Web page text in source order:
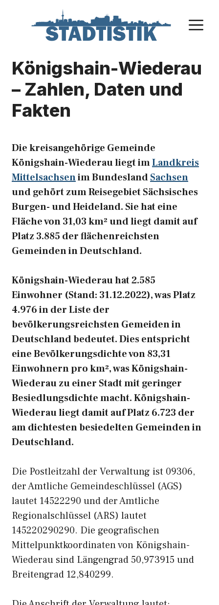
Königshain-Wiederau
– Zahlen, Daten und
Fakten
Die kreisangehörige Gemeinde
Königshain-Wiederau liegt imLandkreis
Mittelsachsenim BundeslandSachsen
und gehört zum Reisegebiet Sächsisches
Burgen- und Heideland. Sie hat eine
Fläche von 31,03 km² und liegt damit auf
Platz 3.885 der flächenreichsten
Gemeinden in Deutschland.
Königshain-Wiederau hat 2.585
Einwohner (Stand: 31.12.2022), was Platz
4.976 in der Liste der
bevölkerungsreichsten Gemeiden in
Deutschland bedeutet. Dies entspricht
eine Bevölkerungsdichte von 83,31
Einwohnern pro km², was Königshain-
Wiederau zu einer Stadt mit geringer
Besiedlungsdichte macht. Königshain-
Wiederau liegt damit auf Platz 6.723 der
am dichtesten besiedelten Gemeinden in
Deutschland.
Die Postleitzahl der Verwaltung ist 09306,
der Amtliche Gemeindeschlüssel (AGS)
lautet 14522290 und der Amtliche
Regionalschlüssel (ARS) lautet
145220290290. Die geografischen
Mittelpunktkoordinaten von Königshain-
Wiederau sind Längengrad 50,973915 und
Breitengrad 12,840299.